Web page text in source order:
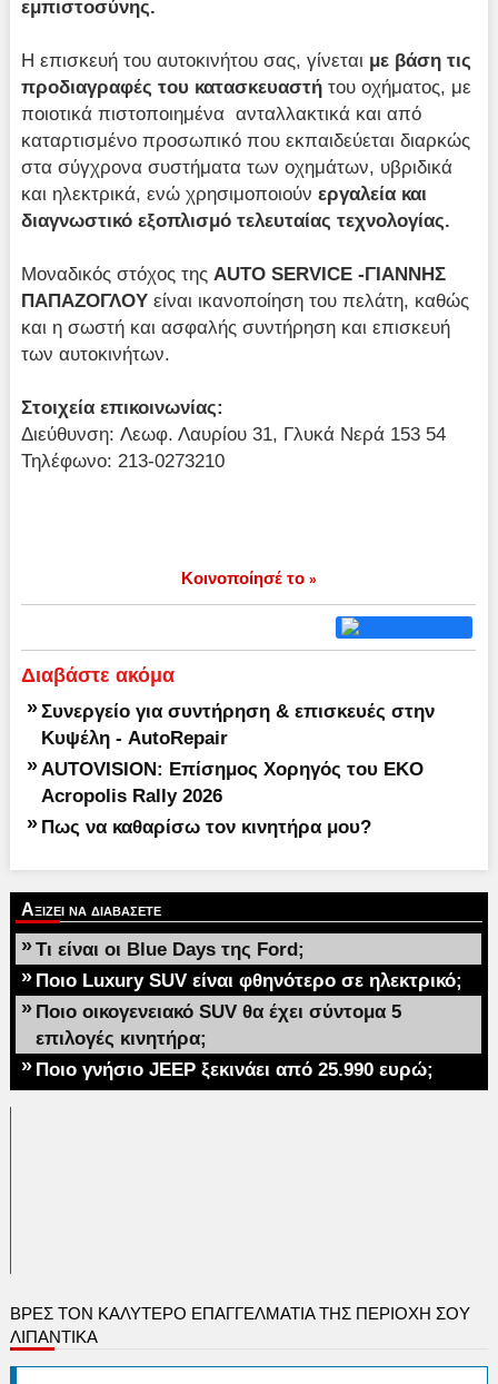
εμπιστοσύνης.
Η επισκευή του αυτοκινήτου σας, γίνεται με βάση τις
προδιαγραφές του κατασκευαστήτου οχήματος, με
ποιοτικά πιστοποιημένα ανταλλακτικά και από
καταρτισμένο προσωπικό που εκπαιδεύεται διαρκώς
στα σύγχρονα συστήματα των οχημάτων, υβριδικά
και ηλεκτρικά, ενώ χρησιμοποιούνεργαλεία και
διαγνωστικό εξοπλισμό τελευταίας τεχνολογίας.
Μοναδικός στόχος της AUTO SERVICE -ΓΙΑΝΝΗΣ
ΠΑΠΑΖΟΓΛΟΥ είναι ικανοποίηση του πελάτη, καθώς
και η σωστή και ασφαλής συντήρηση και επισκευή
των αυτοκινήτων.
Στοιχεία επικοινωνίας:
Διεύθυνση: Λεωφ. Λαυρίου 31, Γλυκά Νερά 153 54
Τηλέφωνο: 213-0273210
Κοινοποίησέ το »
Διαβάστε ακόμα
» Συνεργείο για συντήρηση & επισκευές στην
Κυψέλη - AutoRepair
» AUTOVISION: Επίσημος Χορηγός του EKO
Acropolis Rally 2026
» Πως να καθαρίσω τον κινητήρα μου?
Αξιζει να διαβασετε
» Τι είναι οι Blue Days της Ford;
» Ποιο Luxury SUV είναι φθηνότερο σε ηλεκτρικό;
» Ποιο οικογενειακό SUV θα έχει σύντομα 5
επιλογές κινητήρα;
» Ποιο γνήσιο JEEP ξεκινάει από 25.990 ευρώ;
ΒΡΕΣ ΤΟΝ ΚΑΛΎΤΕΡΟ ΕΠΑΓΓΕΛΜΑΤΊΑ ΤΗΣ ΠΕΡΙΟΧΉ ΣΟΥ
ΛΙΠΑΝΤΙΚΑ